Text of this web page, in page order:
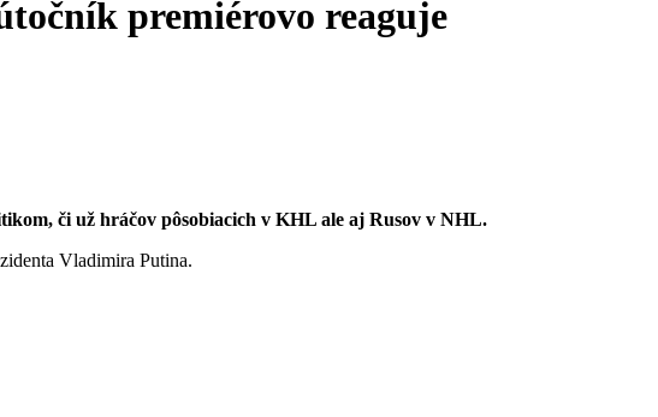
premiérovo reaguje
či už hráčov pôsobiacich v KHL ale aj Rusov v NHL.
Vladimira Putina.